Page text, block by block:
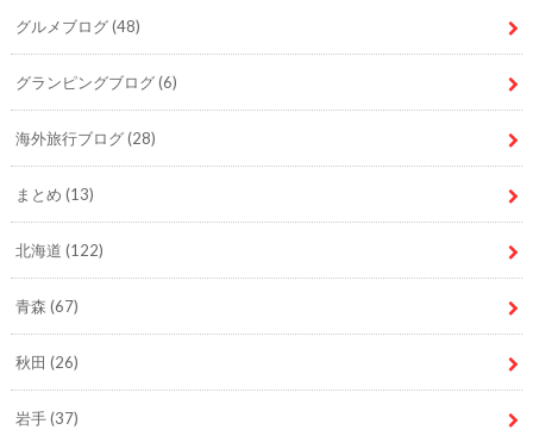
グルメブログ(48)
グランピングブログ(6)
海外旅行ブログ(28)
まとめ (13)
北海道 (122)
青森 (67)
秋田 (26)
岩手(37)